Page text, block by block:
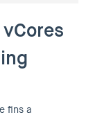
fins a